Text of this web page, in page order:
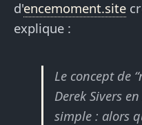
d'encemoment.site
explique :
Le concept de
Derek Sivers
simple : alors